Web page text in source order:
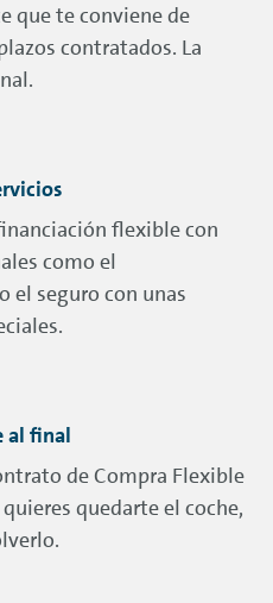
que te conviene de
contratados. La
flexible con
como el
el seguro con unas
al final
de Compra Flexible
quedarte el coche,